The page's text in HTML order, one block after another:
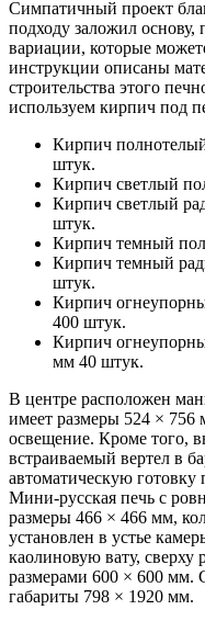
Симпатичный проект
подходу заложил основу,
вариации, которые
инструкции описаны
строительства этого
используем кирпич под
Кирпич
штук.
Кирпич светлый
Кирпич светлый
штук.
Кирпич темный
Кирпич темный
штук.
Кирпич
400 штук.
Кирпич
мм 40 штук.
В центре расположен
имеет размеры 524 ×
освещение. Кроме того,
встраиваемый вертел в
автоматическую
Мини-русская печь с
размеры 466 × 466 мм,
установлен в устье
каолиновую вату, сверху
размерами 600 × 600 мм.
габариты 798 × 1920 мм.